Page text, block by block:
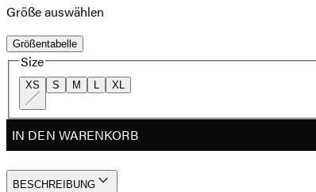
Größe auswählen
Größentabelle
Size
XS S M L XL
IN DEN WARENKORB
BESCHREIBUNG